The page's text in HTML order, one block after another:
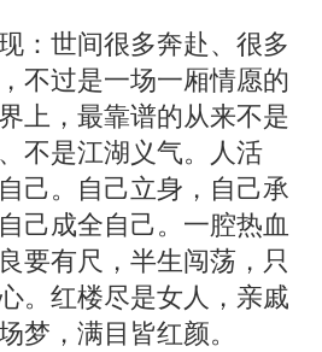
：世间很多奔赴、很多
不过是一场一厢情愿的
上，最靠谱的从来不是
不是江湖义气。人活
己。自己立身，自己承
己成全自己。一腔热血
要有尺，半生闯荡，只
。红楼尽是女人，亲戚
梦，满目皆红颜。